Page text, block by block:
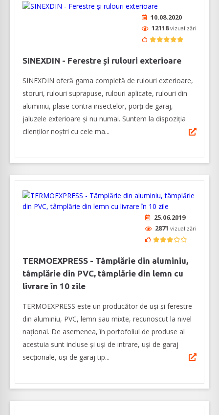
10.08.2020
12118vizualizări
SINEXDIN - Ferestre și rulouri exterioare
SINEXDIN oferă gama completă de rulouri exterioare,
storuri, rulouri suprapuse, rulouri aplicate, rulouri din
aluminiu, plase contra insectelor, porți de garaj,
jaluzele exterioare și nu numai. Suntem la dispoziția
clienților noștri cu cele ma...
25.06.2019
2871 vizualizări
TERMOEXPRESS - Tâmplărie din aluminiu,
tâmplărie din PVC, tâmplărie din lemn cu
livrare în 10 zile
TERMOEXPRESS este un producător de uși și ferestre
din aluminiu, PVC, lemn sau mixte, recunoscut la nivel
național. De asemenea, în portofoliul de produse al
acestuia sunt incluse și uși de intrare, uși de garaj
secționale, uși de garaj tip...